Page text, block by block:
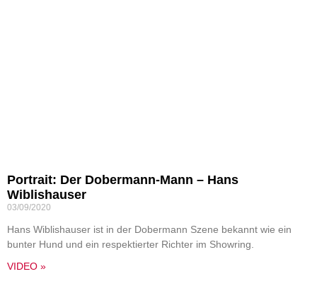
Portrait: Der Dobermann-Mann – Hans
Wiblishauser
03/09/2020
Hans Wiblishauser ist in der Dobermann Szene bekannt wie ein
bunter Hund und ein respektierter Richter im Showring.
VIDEO »